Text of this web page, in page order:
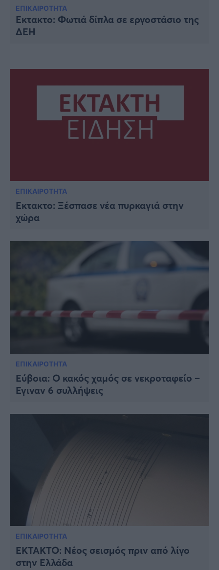
Υγεία
Γυναίκα
Viral
Πίστη
ΕΠΙΚΑΙΡΟΤΗΤΑ
Έκτακτο: Φωτιά δίπλα σε εργοστάσιο της
ΔΕΗ
ΕΠΙΚΑΙΡΟΤΗΤΑ
Έκτακτο: Ξέσπασε νέα πυρκαγιά στην
χώρα
ΕΠΙΚΑΙΡΟΤΗΤΑ
Εύβοια: Ο κακός χαμός σε νεκροταφείο –
Έγιναν 6 συλλήψεις
ΕΠΙΚΑΙΡΟΤΗΤΑ
ΈΚΤΑΚΤΟ: Νέος σεισμός πριν από λίγο
στην Ελλάδα